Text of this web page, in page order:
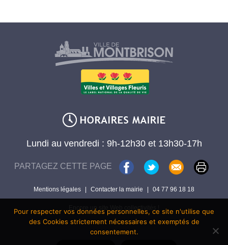
Lundi au vendredi : 9h-12h30 et 13h30-17h
PARTAGEZ CETTE PAGE
Mentions légales | Contacter la mairie | 04 77 96 18 18
Encore un site Web collectivités !
Pour respecter vos données personnelles, ce site n'utilise que
des Cookies strictement nécessaires et exemptés de
consentement.